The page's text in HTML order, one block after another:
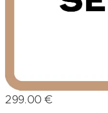
299.00 €